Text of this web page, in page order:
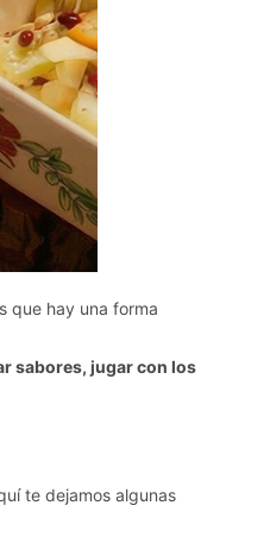
que hay una forma
sabores, jugar con los
te dejamos algunas